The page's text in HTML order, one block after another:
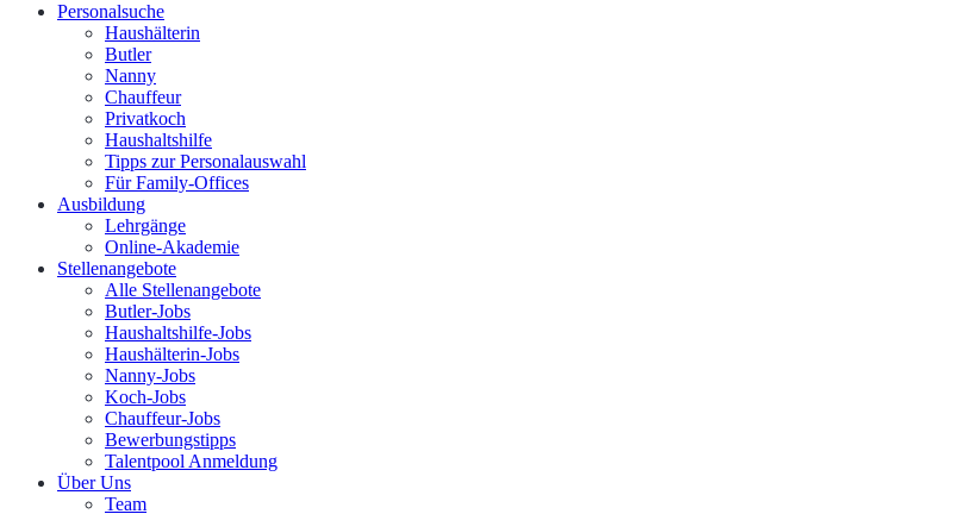
Personalsuche
Haushälterin
Butler
Nanny
Chauffeur
Privatkoch
Haushaltshilfe
Tipps zur Personalauswahl
Für Family-Offices
Ausbildung
Lehrgänge
Online-Akademie
Stellenangebote
Alle Stellenangebote
Butler-Jobs
Haushaltshilfe-Jobs
Haushälterin-Jobs
Nanny-Jobs
Koch-Jobs
Chauffeur-Jobs
Bewerbungstipps
Talentpool Anmeldung
Über Uns
Team